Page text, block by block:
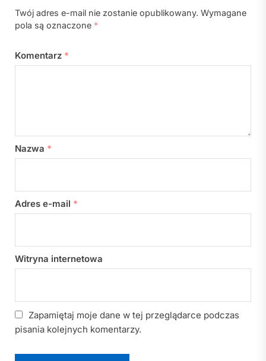
Twój adres e-mail nie zostanie opublikowany. Wymagane
pola są oznaczone *
Komentarz *
Nazwa *
Adres e-mail *
Witryna internetowa
Zapamiętaj moje dane w tej przeglądarce podczas
pisania kolejnych komentarzy.